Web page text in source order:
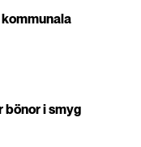
bönor i smyg